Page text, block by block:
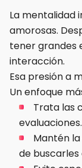
La mentalidad
amorosas.
tener grandes
interacción.
Esa presión a
Un enfoque
Trata las
evaluaciones.
Mantén
de